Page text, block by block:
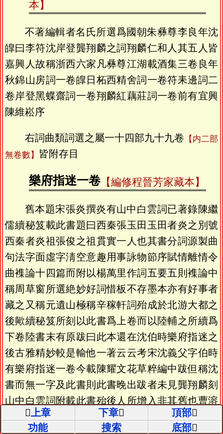
本】
不著編輯者名氏所選爲國朝朱彝尊李良年沈
皥曰李符沈岸登龔翔麟之詞翔麟仁和人其五人皆
嘉興人故稱浙西六家凡彝尊江湖載酒集三卷良年
秋錦山房詞一卷皥日柘西精舍詞一卷符耒邊詞二
卷岸登黑蝶齋詞一卷翔麟紅藕莊詞一卷前有宜興
陳維崧序
右詞曲類詞選之屬一十四部九十九卷 【内二部
無卷數】
皆附存目
樂府指迷一卷【編修程晉芳家藏本】
舊本題宋張炎撰炎有山中白雲詞已著錄陳繼
儒續秘笈載此書題曰西秦張玉田玉田者炎之別號
西秦者炎祖張俊之祖貫實一人也其書分詞源製曲
句法字面虛字淸空意趣用事詠物節序賦情離情令
曲襍論十四篇而附以楊萬里作詞五要五則襍論中
稱周草窗所選絶妙好詞惜板不存墨本亦有好事者
藏之又稱元遺山極稱辛稼軒詞殆成於北游大都之
後歟續秘笈所刻以此書爲上卷而以陸輔之所續爲
下卷陸書末有原跋曰此本還在沈伯時樂府指迷之
後古雅精妙較是輸他一著云云考宋沈義父字伯時
有樂府指迷一卷今載陳耀文花草粹編中跋但稱沈
書而無一字及此書則此書晚出跋者未見龔翔麟刻
山中白雲詞附載此書殆後人所增入非其舊也曹溶
學海類編收此書較此本多一北軒居士跋其跋誤以
上章 下章
頂部
功能
搜索 底部